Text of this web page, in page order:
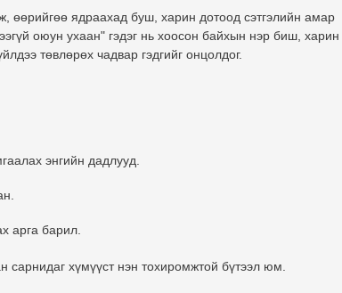
өөрийгөө ядраахад буш, харин дотоод сэтгэлийн амар
оюун ухаан" гэдэг нь хоосон байхын нэр биш, харин
төвлөрөх чадвар гэдгийг онцолдог.
энгийн дадлууд.
арга барил.
хүмүүст нэн тохиромжтой бүтээл юм.